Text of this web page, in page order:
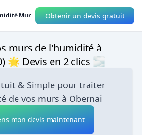
Mur Obtenir un devis gratuit
murs de l'humidité à
🌟 Devis en 2 clics 🌫
& Simple pour traiter
de vos murs à Obernai
mon devis maintenant